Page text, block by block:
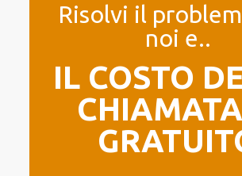
Risolvi il
noi e..
IL COSTO
CHIAMATA